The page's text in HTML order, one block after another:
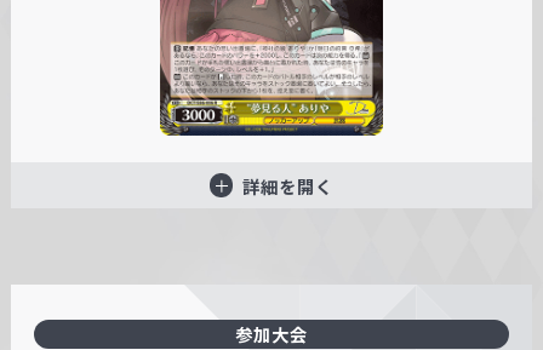
詳細を開く
参加大会